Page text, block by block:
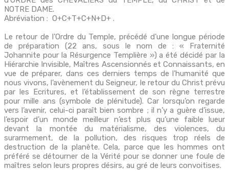
NOTRE DAME.
Abréviation : O+C+T+C+N+D+ .
Le retour de l’Ordre du Temple, précédé d’une longue période
de préparation (22 ans, sous le nom de : « Fraternité
Johannite pour la Résurgence Templière ») a été décidé par la
Hiérarchie Invisible, Maîtres Ascensionnés et Connaissants, en
vue de préparer, dans ces derniers temps de l’humanité que
nous vivons, l’avènement du Seigneur, le retour du Christ prévu
par les Ecritures, et l’établissement de son règne terrestre
pour mille ans (symbole de plénitude). Car lorsqu’on regarde
vers l’avenir, celui-ci paraît bien sombre ; il n’y a guère d’issue,
l’espoir d’un monde meilleur n’est plus qu’une faible lueur
devant la montée du matérialisme, des violences, du
surarmement, de la pollution, des risques trop réels de
destruction de la planète. Cela, parce que les hommes ont
préféré se détourner de la Vérité pour se donner une foule de
maîtres selon leurs propres désirs, au gré de leurs convoitises.